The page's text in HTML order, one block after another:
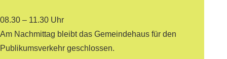
08.30 – 11.30 Uhr
Am Nachmittag bleibt das Gemeindehaus für den
Publikumsverkehr geschlossen.